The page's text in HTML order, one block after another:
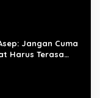
Jangan Cuma
Harus Terasa